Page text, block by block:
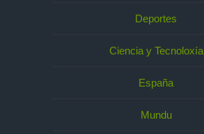
Deportes
Ciencia y Tecnoloxía
España
Mundu